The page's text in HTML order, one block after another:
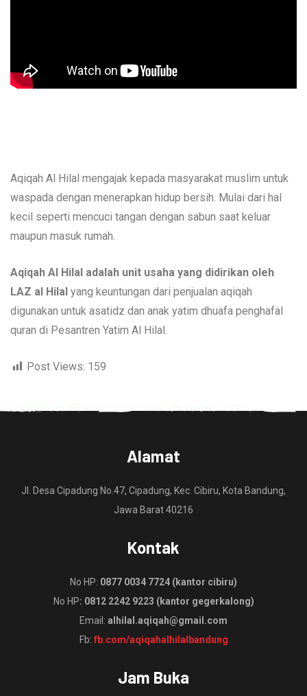
Aqiqah Al Hilal mengajak kepada masyarakat muslim untuk
waspada dengan menerapkan hidup bersih. Mulai dari hal
kecil seperti mencuci tangan dengan sabun saat keluar
maupun masuk rumah.
Aqiqah Al Hilal adalah unit usaha yang didirikan oleh
LAZ al Hilal yang keuntungan dari penjualan aqiqah
digunakan untuk asatidz dan anak yatim dhuafa penghafal
quran di Pesantren Yatim Al Hilal.
Post Views: 159
Alamat
Jl. Desa Cipadung No.47, Cipadung, Kec. Cibiru, Kota Bandung,
Jawa Barat 40216
Kontak
No HP: 0877 0034 7724 (kantor cibiru)
No HP: 0812 2242 9223 (kantor gegerkalong)
Email: alhilal.aqiqah@gmail.com
Fb: fb.com/aqiqahalhilalbandung
Jam Buka